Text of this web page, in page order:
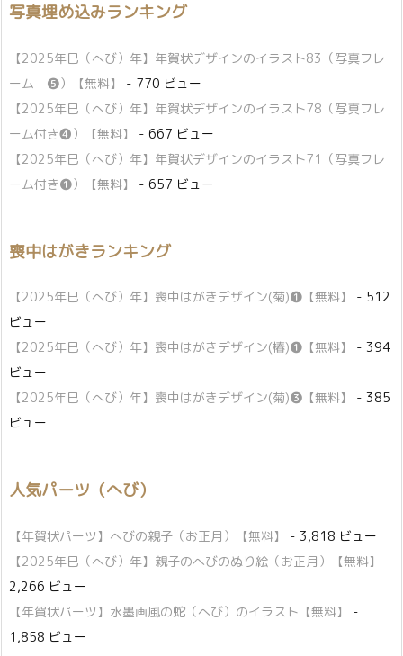
写真埋め込みランキング
【2025年巳（へび）年】年賀状デザインのイラスト83（写真フレ
ーム ❺）【無料】
- 770 ビュー
【2025年巳（へび）年】年賀状デザインのイラスト78（写真フレ
ーム付き❹）【無料】
- 667 ビュー
【2025年巳（へび）年】年賀状デザインのイラスト71（写真フレ
ーム付き❶）【無料】
- 657 ビュー
喪中はがきランキング
【2025年巳（へび）年】喪中はがきデザイン(菊)❶【無料】
- 512
ビュー
【2025年巳（へび）年】喪中はがきデザイン(椿)❶【無料】
- 394
ビュー
【2025年巳（へび）年】喪中はがきデザイン(菊)❸【無料】
- 385
ビュー
人気パーツ（へび）
【年賀状パーツ】へびの親子（お正月）【無料】
- 3,818 ビュー
【2025年巳（へび）年】親子のへびのぬり絵（お正月）【無料】
-
2,266 ビュー
【年賀状パーツ】水墨画風の蛇（へび）のイラスト【無料】
-
1,858 ビュー